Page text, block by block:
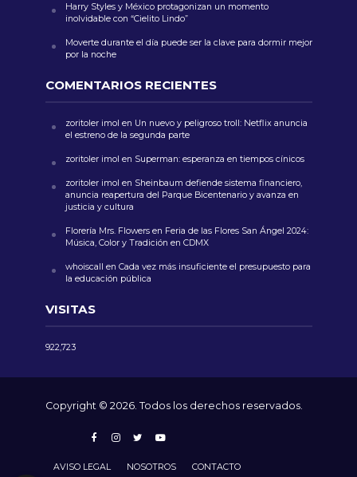
Harry Styles y México protagonizan un momento
inolvidable con “Cielito Lindo”
Moverte durante el día puede ser la clave para dormir mejor
por la noche
COMENTARIOS RECIENTES
zoritoler imol en Un nuevo y peligroso troll: Netflix anuncia
el estreno de la segunda parte
zoritoler imol en Superman: esperanza en tiempos cínicos
zoritoler imol en Sheinbaum defiende sistema financiero,
anuncia reapertura del Parque Bicentenario y avanza en
justicia y cultura
Florería Mrs. Flowersen Feria de las Flores San Ángel 2024:
Música, Color y Tradición en CDMX
whoiscall en Cada vez más insuficiente el presupuesto para
la educación pública
VISITAS
922,723
Copyright © 2026. Todos los derechos reservados.
AVISO LEGAL NOSOTROS CONTACTO